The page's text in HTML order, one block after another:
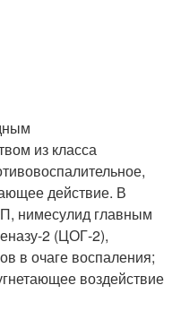
из класса
действие. В
нимесулид главным
2 (ЦОГ-2),
в очаге воспаления;
воздействие